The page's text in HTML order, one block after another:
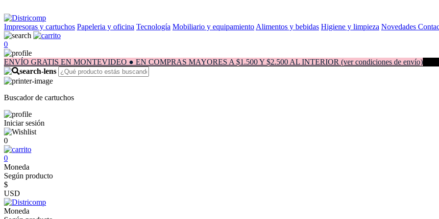
Impresoras y cartuchos Papeleria y oficina Tecnología Mobiliario y equipamiento Alimentos y bebidas Higiene y limpieza Novedades
0
ENVÍO GRATIS EN MONTEVIDEO ● EN COMPRAS MAYORES A $1.500 Y $2.500 AL INTERIOR (ver condiciones de envío)
Buscador de cartuchos
Iniciar sesión
0
0
Moneda
Según producto
$
USD
Moneda